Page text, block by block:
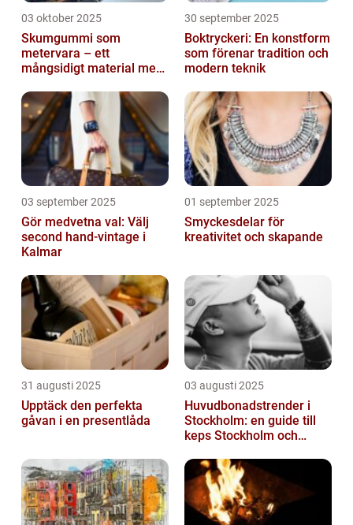
03 oktober 2025
Skumgummi som
metervara – ett
mångsidigt material med
användningsområden
30 september 2025
Boktryckeri: En konstform
som förenar tradition och
modern teknik
03 september 2025
Gör medvetna val: Välj
second hand-vintage i
Kalmar
01 september 2025
Smyckesdelar för
kreativitet och skapande
31 augusti 2025
Upptäck den perfekta
gåvan i en presentlåda
03 augusti 2025
Huvudbonadstrender i
Stockholm: en guide till
keps Stockholm och